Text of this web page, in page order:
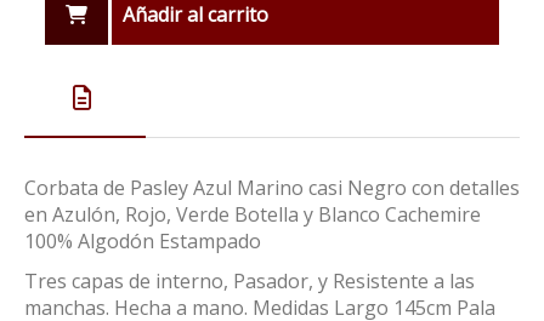
Añadir al carrito
Corbata de Pasley Azul Marino casi Negro con detalles
en Azulón, Rojo, Verde Botella y Blanco Cachemire
100% Algodón Estampado
Tres capas de interno, Pasador, y Resistente a las
manchas. Hecha a mano. Medidas Largo 145cm Pala